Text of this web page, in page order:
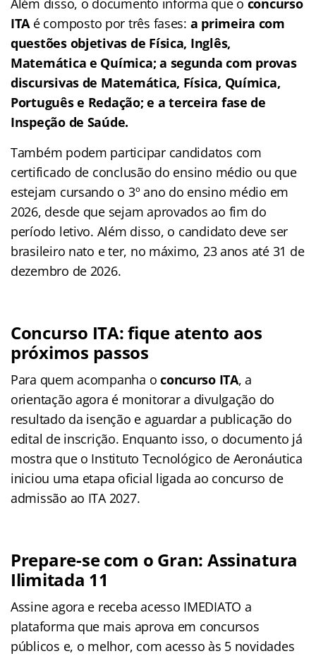
ITA é composto por três fases: a primeira com
questões objetivas de Física, Inglês,
Matemática e Química; a segunda com provas
discursivas de Matemática, Física, Química,
Português e Redação; e a terceira fase de
Inspeção de Saúde.
Também podem participar candidatos com
certificado de conclusão do ensino médio ou que
estejam cursando o 3º ano do ensino médio em
2026, desde que sejam aprovados ao fim do
período letivo. Além disso, o candidato deve ser
brasileiro nato e ter, no máximo, 23 anos até 31 de
dezembro de 2026.
Concurso ITA: fique atento aos
próximos passos
Para quem acompanha oconcurso ITA, a
orientação agora é monitorar a divulgação do
resultado da isenção e aguardar a publicação do
edital de inscrição. Enquanto isso, o documento já
mostra que o Instituto Tecnológico de Aeronáutica
iniciou uma etapa oficial ligada ao concurso de
admissão ao ITA 2027.
Prepare-se com o Gran: Assinatura
Ilimitada 11
Assine agora e receba acesso IMEDIATO a
plataforma que mais aprova em concursos
públicos e, o melhor, com acesso às 5 novidades